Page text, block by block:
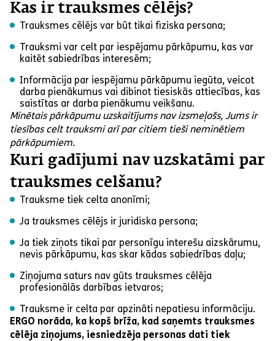
Kas ir trauksmes cēlējs?
Trauksmes cēlējs var būt tikai fiziska persona;
Trauksmi var celt par iespējamu pārkāpumu, kas var
kaitēt sabiedrības interesēm;
Informācija par iespējamu pārkāpumu iegūta, veicot
darba pienākumus vai dibinot tiesiskās attiecības, kas
saistītas ar darba pienākumu veikšanu.
Minētais pārkāpumu uzskaitījums nav izsmeļošs, Jums ir
tiesības celt trauksmi arī par citiem tieši neminētiem
pārkāpumiem.
Kuri gadījumi nav uzskatāmi par
trauksmes celšanu?
Trauksme tiek celta anonīmi;
Ja trauksmes cēlējs ir juridiska persona;
Ja tiek ziņots tikai par personīgu interešu aizskārumu,
nevis pārkāpumu, kas skar kādas sabiedrības daļu;
Ziņojuma saturs nav gūts trauksmes cēlēja
profesionālās darbības ietvaros;
Trauksme ir celta par apzināti nepatiesu informāciju.
ERGO norāda, ka kopš brīža, kad saņemts trauksmes
cēlēja ziņojums, iesniedzēja personas dati tiek